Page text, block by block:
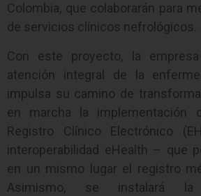
Colombia, que colaborarán para
de servicios clínicos nefrológicos.
Con este proyecto, la
atención integral de la
impulsa su camino de
en marcha la implementación
Registro Clínico Electrónico
interoperabilidad eHealth – que
en un mismo lugar el registro
Asimismo, se instalará la